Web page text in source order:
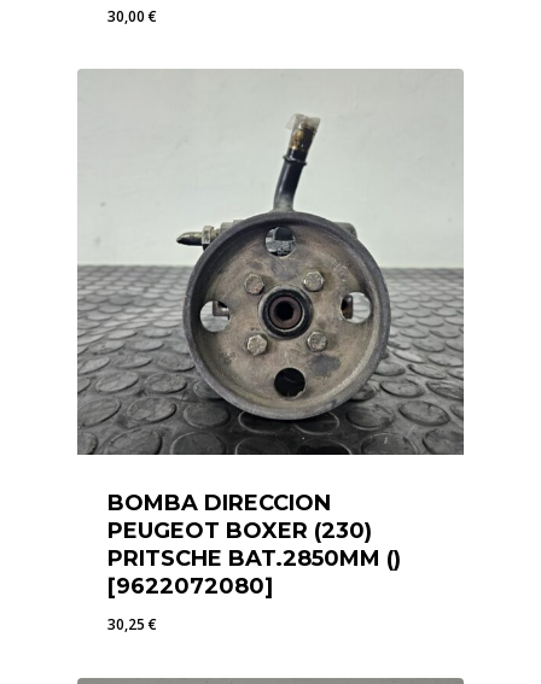
30,00€
BOMBA DIRECCION
PEUGEOT BOXER (230)
PRITSCHE BAT.2850MM ()
[9622072080]
30,25€